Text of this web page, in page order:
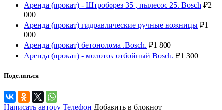
Аренда (прокат) - Штроборез 35 , пылесос 25. Bosch ₽2
000
Аренда (прокат) гидравлические ручные ножницы ₽1
000
Аренда (прокат) бетонолома .Bosch. ₽1 800
Аренда (прокат) - молоток отбойный Bosch. ₽1 300
Поделиться
Написать автору Телефон Добавить в блокнот